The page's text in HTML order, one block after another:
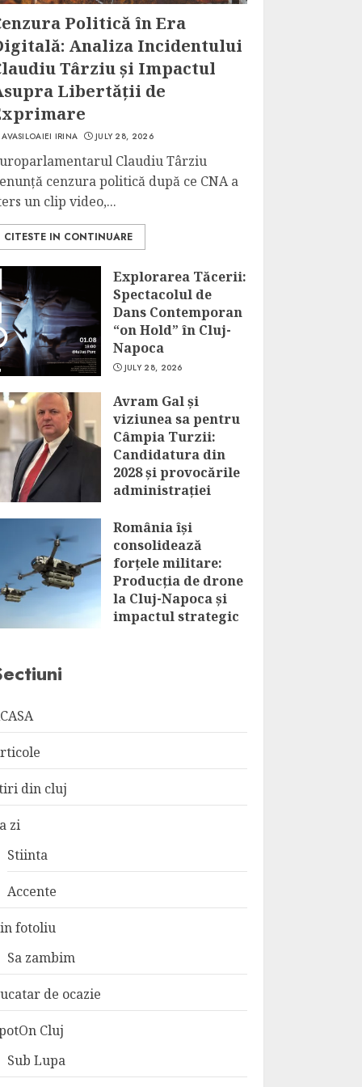
Politică în Era
Analiza Incidentului
Târziu și Impactul
Libertății de
AVASILOAIEI IRINA JULY 28, 2026
Claudiu Târziu
cenzura politică după ce CNA a
un clip video,...
CITESTE IN CONTINUARE
Explorarea Tăcerii:
Spectacolul de
Dans Contemporan
“on Hold” în Cluj-
Napoca
JULY 28, 2026
Avram Gal și
viziunea sa pentru
Câmpia Turzii:
Candidatura din
2028 și provocările
administrației
JULY 28, 2026
România își
consolidează
forțele militare:
Producția de drone
la Cluj-Napoca și
impactul strategic
din cluj
zi
Stiinta
Accente
fotoliu
Sa zambim
de ocazie
Cluj
Sub Lupa